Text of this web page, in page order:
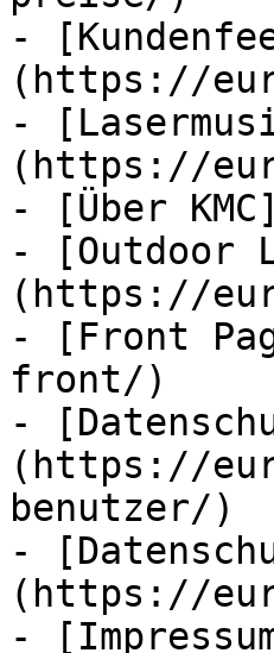
-
(https://
-
(https://
- [Über
- [Outdoor
(https://
- [Front
front/)
-
(https://
benutzer/)
-
(https://
-